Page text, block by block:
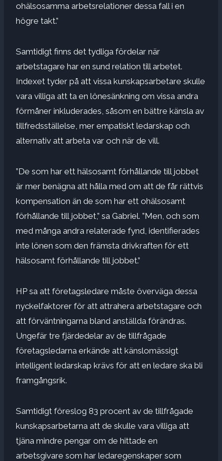
ohälsosamma arbetsrelationer dessa fall i en
högre takt.”
Samtidigt finns det tydliga fördelar när
arbetstagare har en sund relation till arbetet.
Indexet tyder på att vissa kunskapsarbetare skulle
vara villiga att ta en lönesänkning om vissa andra
förmåner inkluderades, såsom en bättre känsla av
tillfredsställelse, mer empatiskt ledarskap och
alternativ att arbeta var och när de vill.
”De som har ett hälsosamt förhållande till jobbet
är mer benägna att hålla med om att de får rättvis
kompensation än de som har ett ohälsosamt
förhållande till jobbet,” sa Gabriel. ”Men, och som
med många andra relaterade fynd, identifierades
inte lönen som den främsta drivkraften för ett
hälsosamt förhållande till jobbet.”
HP sa att företagsledare måste överväga dessa
nyckelfaktorer för att attrahera arbetstagare och
att förväntningarna bland anställda förändras.
Ungefär tre fjärdedelar av de tillfrågade
företagsledarna erkände att känslomässigt
intelligent ledarskap krävs för att en ledare ska bli
framgångsrik.
Samtidigt föreslog 83 procent av de tillfrågade
kunskapsarbetarna att de skulle vara villiga att
tjäna mindre pengar om de hittade en
arbetsgivare som har ledaregenskaper som